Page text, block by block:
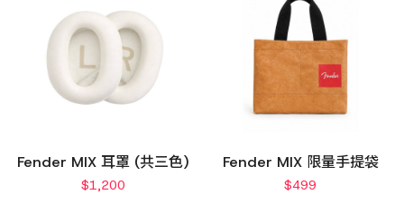
Fender MIX 耳罩 (共三色)
$1,200
Fender MIX 限量手提袋
$499